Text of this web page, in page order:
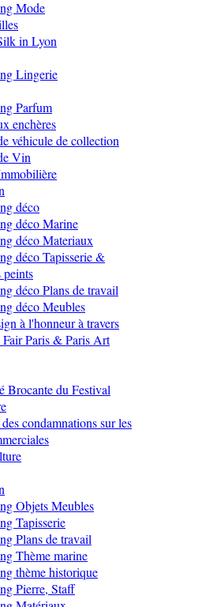
Mode
in Lyon
Lingerie
Parfum
enchères
véhicule de collection
Vin
déco
déco Marine
déco Materiaux
déco Tapisserie &
peints
déco Plans de travail
déco Meubles
à l'honneur à travers
Paris & Paris Art
Brocante du Festival
condamnations sur les
Objets Meubles
Tapisserie
Plans de travail
Thème marine
thème historique
Pierre, Staff